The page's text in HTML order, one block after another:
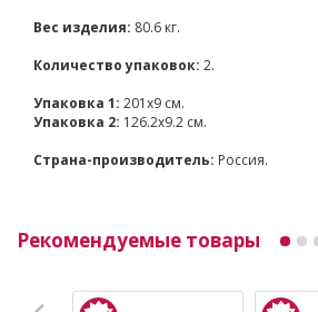
Вес изделия: 80.6 кг.
Количество упаковок: 2.
Упаковка 1: 201x9 см.
Упаковка 2: 126.2x9.2 см.
Страна-производитель: Россия.
Рекомендуемые товары